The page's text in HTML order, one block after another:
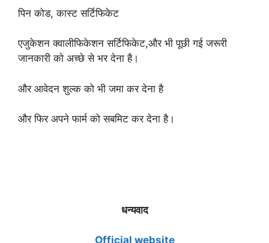
पिन कोड, कास्ट सर्टिफिकेट
एजुकेशन क्वालीफिकेशन सर्टिफिकेट,और भी पूछी गई जरूरी
जानकारी को अच्छे से भर देना है।
और आवेदन शुल्क को भी जमा कर देना है
और फिर अपने फार्म को सबमिट कर देना है।
धन्यवाद
Official website